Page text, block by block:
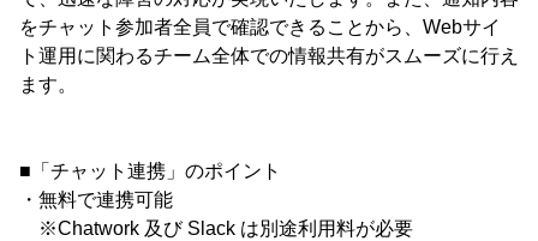
をチャット参加者全員で確認できることから、Webサイ
ト運用に関わるチーム全体での情報共有がスムーズに行え
ます。
■「チャット連携」のポイント
・無料で連携可能
※Chatwork 及び Slack は別途利用料が必要